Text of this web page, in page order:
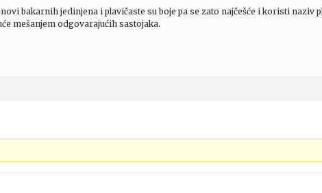
bakarnih jedinjena i plavičaste su boje pa se zato najčešće i koristi naziv
mešanjem odgovarajućih sastojaka.